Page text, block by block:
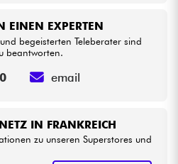
unsere Marken an
IN FRANKREICH
zu unseren Superstores und
EINEN EXPERTEN
begeisterten Teleberater sind
beantworten.
email